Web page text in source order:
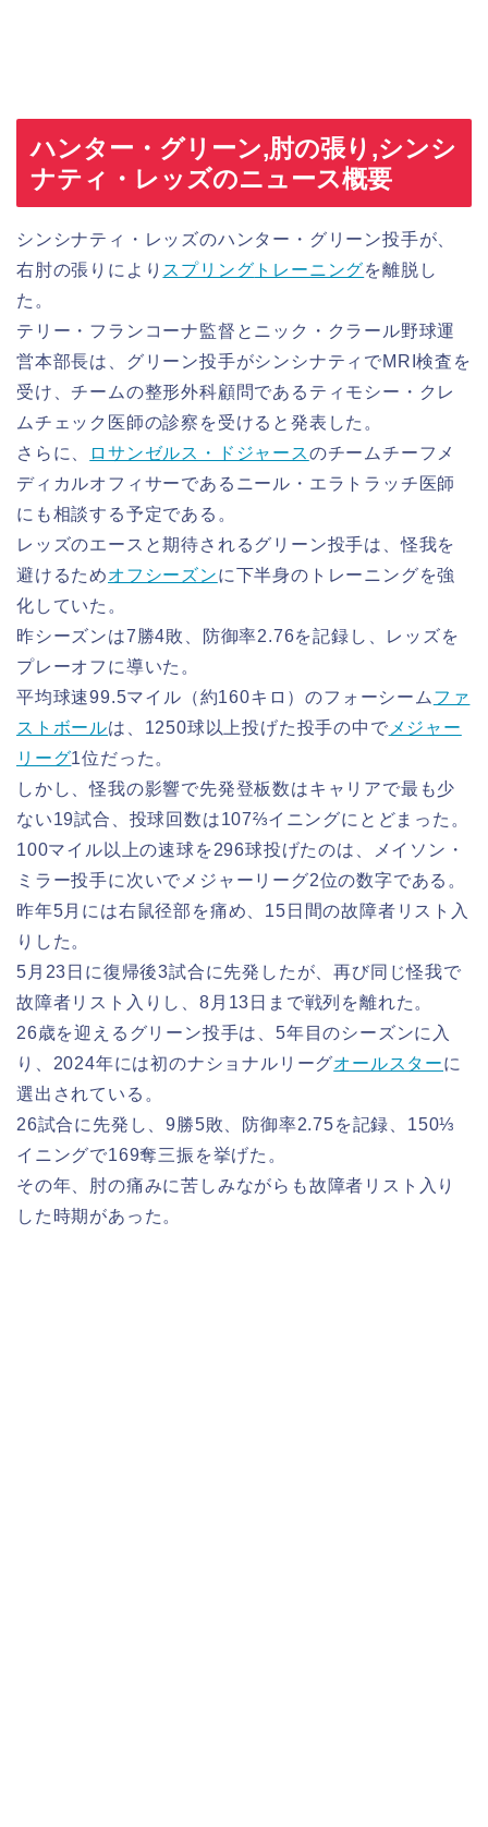
ハンター・グリーン,肘の張り,シンシ
ナティ・レッズのニュース概要
シンシナティ・レッズのハンター・グリーン投手が、
右肘の張りにより スプリング トレーニングを離脱し
た。
テリー・フランコーナ監督とニック・クラール野球運
営本部長は、グリーン投手がシンシナティでMRI検査を
受け、チームの整形外科顧問であるティモシー・クレ
ムチェック医師の診察を受けると発表した。
さらに、
ロサンゼルス・ドジャースのチームチーフメ
ディカルオフィサーであるニール・エラトラッチ医師
にも相談する予定である。
レッズのエースと期待されるグリーン投手は、怪我を
避けるためオフシーズンに下半身のトレーニングを強
化していた。
昨シーズンは7勝4敗、防御率2.76を記録し、レッズを
プレーオフに導いた。
平均球速99.5マイル（約160キロ）のフォーシーム ファ
ストボールは、1250球以上投げた投手の中で メジャー
リーグ1位だった。
しかし、怪我の影響で先発登板数はキャリアで最も少
ない19試合、投球回数は107⅔イニングにとどまった。
100マイル以上の速球を296球投げたのは、メイソン・
ミラー投手に次いでメジャーリーグ2位の数字である。
昨年5月には右鼠径部を痛め、15日間の故障者リスト入
りした。
5月23日に復帰後3試合に先発したが、再び同じ怪我で
故障者リスト入りし、8月13日まで戦列を離れた。
26歳を迎えるグリーン投手は、5年目のシーズンに入
り、2024年には初のナショナルリーグオールスターに
選出されている。
26試合に先発し、9勝5敗、防御率2.75を記録、150⅓
イニングで169奪三振を挙げた。
その年、肘の痛みに苦しみながらも故障者リスト入り
した時期があった。